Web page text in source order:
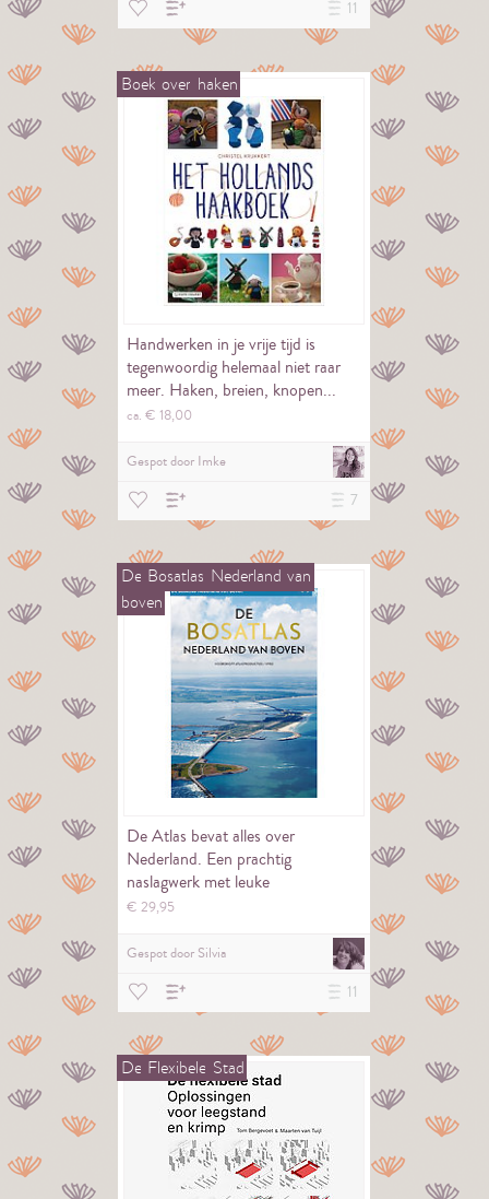
11
Boek over haken
Handwerken in je vrije tijd is
tegenwoordig helemaal niet raar
meer. Haken, breien, knopen...
het…
ca. € 18,00
Gespot door Imke
7
De Bosatlas Nederland van
boven
De Atlas bevat alles over
Nederland. Een prachtig
naslagwerk met leuke
wetenswaardigheden.
€29,95
Gespot door Silvia
11
De Flexibele Stad